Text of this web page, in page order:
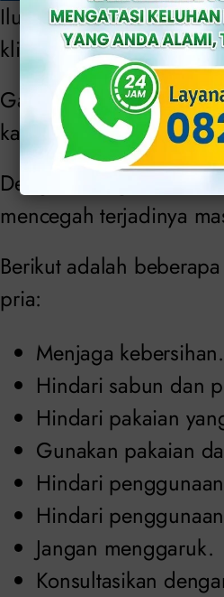
Ilustrasi Tips Mengatasi
klinikapollojakarta.com)
Gatal yang dirasakan
karena itu adalah
Dengan mengetahui
mencegah terjadinya
Berikut adalah
pria:
Menjaga kebersihan.
Hindari sabun dan
Hindari pakaian
Gunakan pakaian
Hindari
Hindari
Jangan menggaruk.
Konsultasikan